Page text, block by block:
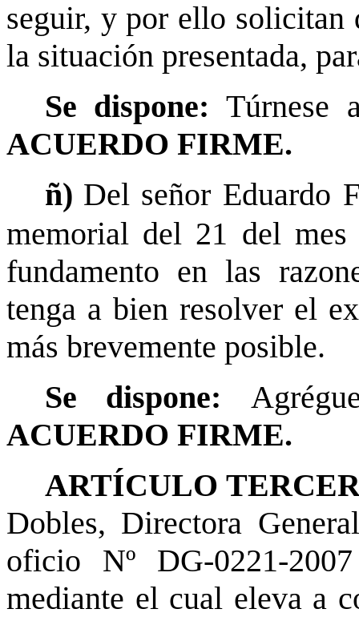
seguir, y por ello solicitan
la situación presentada,
Se dispone:Túrnese
ACUERDO FIRME.
ñ) Del señor Eduardo
memorial del 21 del
fundamento en las
tenga a bien resolver el
más brevemente posible.
Se dispone:
ACUERDO FIRME.
ARTÍCULO
Dobles, Directora
oficio Nº DG-0221-
mediante el cual eleva a